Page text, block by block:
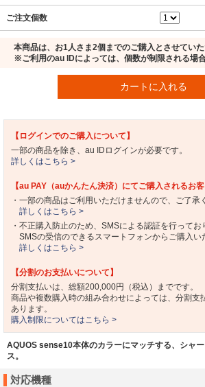
ご注文個数
本商品は、お1人さま2個までのご購入とさせていた
※ご利用のau IDによっては、個数が制限される場合
カートに入れる
【ログインでのご購入について】
一部の商品を除き、au IDログインが必要です。
詳しくはこちら >
【au PAY（auかんたん決済）にてご購入されるお客
・一部の商品はご利用いただけませんので、ご了承
詳しくはこちら >
・不正購入防止のため、SMSによる認証を行ってお
SMSの受信のできるスマートフォンからご購入い
詳しくはこちら >
【分割のお支払いについて】
分割支払いは、総額200,000円（税込）までです。
商品や複数購入時の組み合わせによっては、分割支
あります。
購入制限についてはこちら >
AQUOS sense10本体のカラーにマッチする、シャ
ス。
対応機種